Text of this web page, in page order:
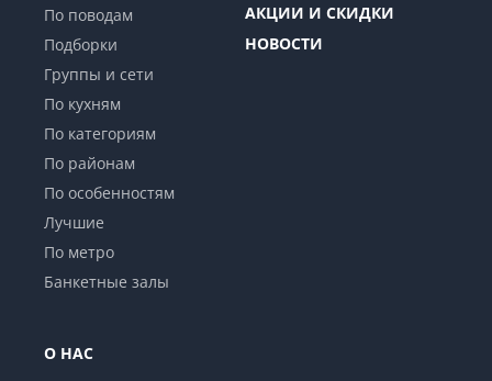
По поводам
Подборки
Группы и сети
По кухням
По категориям
По районам
По особенностям
Лучшие
По метро
Банкетные залы
АКЦИИ И СКИДКИ
НОВОСТИ
О НАС